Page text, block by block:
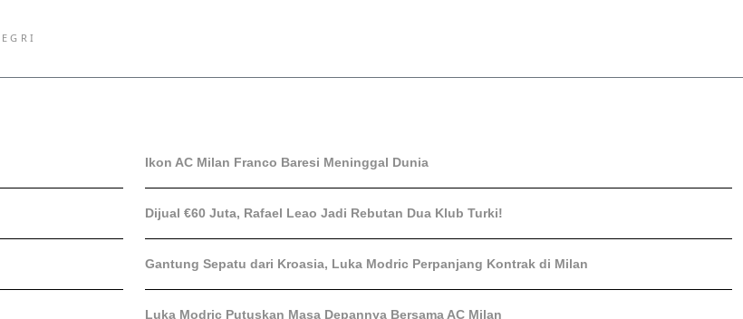
Ikon AC Milan Franco Baresi Meninggal Dunia
Dijual €60 Juta, Rafael Leao Jadi Rebutan Dua Klub Turki!
Gantung Sepatu dari Kroasia, Luka Modric Perpanjang Kontrak di Milan
Luka Modric Putuskan Masa Depannya Bersama AC Milan